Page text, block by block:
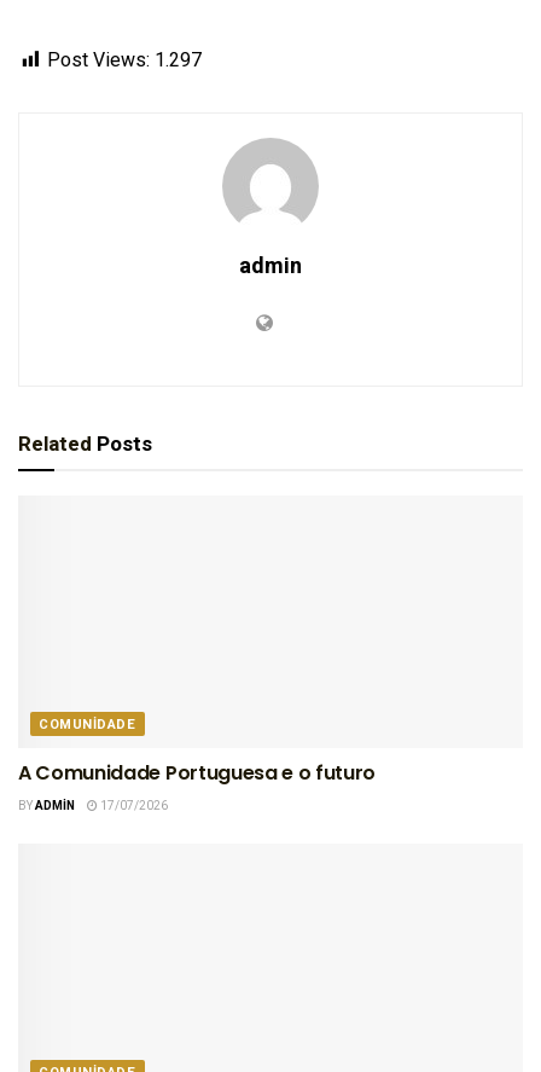
Post Views: 1.297
admin
Related Posts
COMUNIDADE
A Comunidade Portuguesa e o futuro
BYADMIN 17/07/2026